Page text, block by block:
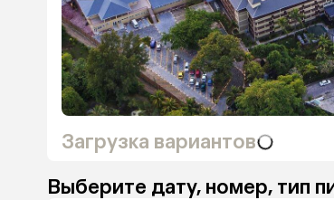
Загрузка вариантов
Выберите дату, номер, тип